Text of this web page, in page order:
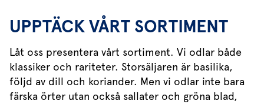
UPPTÄCK VÅRT SORTIMENT
Låt oss presentera vårt sortiment. Vi odlar både
klassiker och rariteter. Storsäljaren är basilika,
följd av dill och koriander. Men vi odlar inte bara
färska örter utan också sallater och gröna blad,